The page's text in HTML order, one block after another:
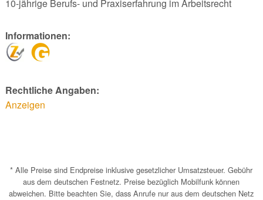
10-jährige Berufs- und Praxiserfahrung im Arbeitsrecht
Informationen:
Rechtliche Angaben:
Anzeigen
* Alle Preise sind Endpreise inklusive gesetzlicher Umsatzsteuer. Gebühr
aus dem deutschen Festnetz. Preise bezüglich Mobilfunk können
abweichen. Bitte beachten Sie, dass Anrufe nur aus dem deutschen Netz